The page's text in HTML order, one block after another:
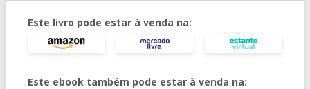
Este livro pode estar à venda na:
Este ebook também pode estar à venda na: